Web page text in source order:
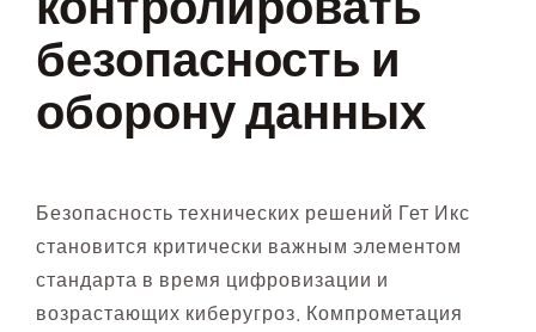
контролировать
безопасность и
оборону данных
Безопасность технических решений Гет Икс
становится критически важным элементом
стандарта в время цифровизации и
возрастающих киберугроз. Компрометация